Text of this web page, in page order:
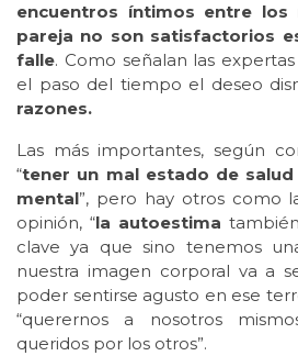
encuentros íntimos entre los
pareja no son satisfactorios
falle. Como señalan las
el paso del tiempo el deseo
razones.
Las más importantes, según
“tener un mal estado de
mental”, pero hay otros como
opinión, “la autoestima
clave ya que sino tenemos
nuestra imagen corporal va a
poder sentirse agusto en ese
“querernos a nosotros
queridos por los otros”.